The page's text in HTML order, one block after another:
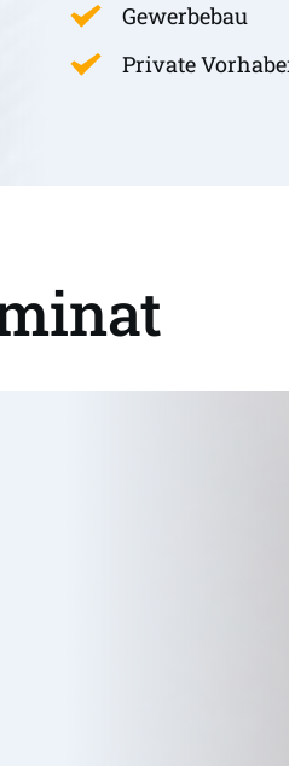
Gewerbebau
Private